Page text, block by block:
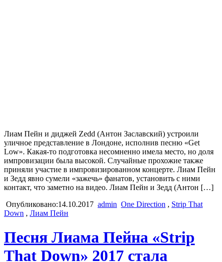
Лиам Пейн и диджей Zedd (Антон Заславский) устроили
уличное представление в Лондоне, исполнив песню «Get
Low». Какая-то подготовка несомненно имела место, но доля
импровизации была высокой. Случайные прохожие также
приняли участие в импровизированном концерте. Лиам Пейн
и Зедд явно сумели «зажечь» фанатов, установить с ними
контакт, что заметно на видео. Лиам Пейн и Зедд (Антон […]
Опубликовано:14.10.2017 admin One Direction , Strip That
Down , Лиам Пейн
Песня Лиама Пейна «Strip
That Down» 2017 стала